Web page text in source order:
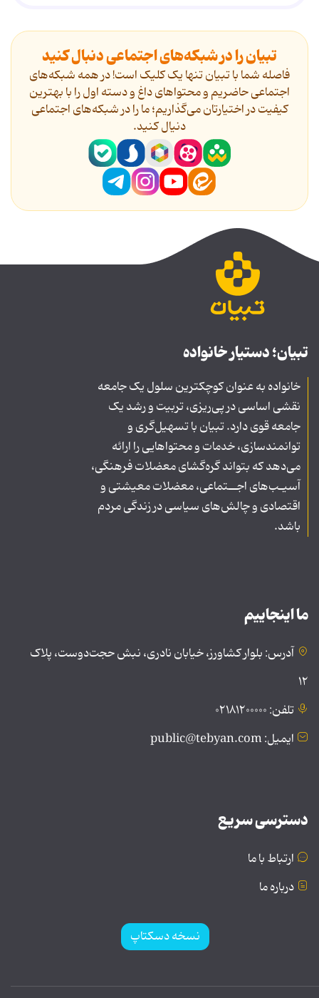
تبیان را در شبکه‌های اجتماعی دنبال کنید
فاصله شما با تبیان تنها یک کلیک است! در همه شبکه‌های
اجتماعی حاضریم و محتواهای داغ و دسته اول را با بهترین
کیفیت در اختیارتان می‌گذاریم؛ ما را در شبکه‌های اجتماعی
دنیال کنید.
تبیان؛ دستیار خانواده
خانواده به عنوان کوچکترین سلول یک جامعه
نقشی اساسی در پی‌ریزی، تربیت و رشد یک
جامعه قوی دارد. تبیان با تسهیل‌گری و
توانمندسازی، خدمات و محتواهایی را ارائه
می‌دهد که بتواند گره‌گشای معضلات فرهنگی،
آسیـب‌های اجــتماعی، معضلات معیشتی و
اقتصادی و چالش‌های سیاسی در زندگی مردم
باشد.
ما اینجاییم
آدرس: بلوار کشاورز، خیابان نادری، نبش حجت‌دوست، پلاک
۱۲
تلفن: ۰۲۱۸۱۲۰۰۰۰۰
ایمیل: public@tebyan.com
دسترسی سریع
ارتباط با ما
درباره ما
نسخه دسکتاپ